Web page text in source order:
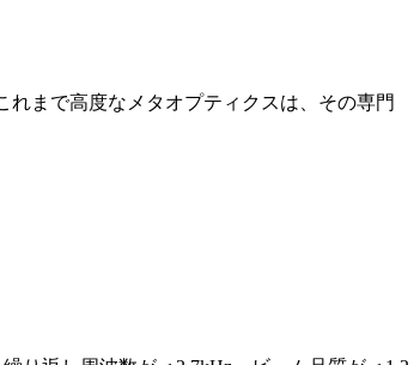
まで高度なメタオプティクスは、その専門